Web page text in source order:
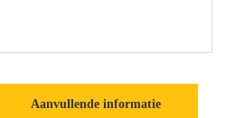
Aanvullende informatie